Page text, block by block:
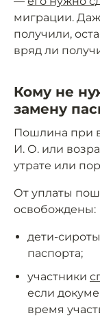
миграции.
получили,
вряд ли
Кому не
замену
Пошлина при
И. О. или
утрате или
От уплаты
освобождены:
паспорта;
участники
если
время